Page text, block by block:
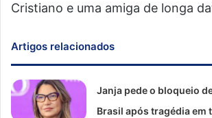
Cristiano e uma amiga de longa
Artigos relacionados
Janja pede o bloqueio
Brasil após tragédia em